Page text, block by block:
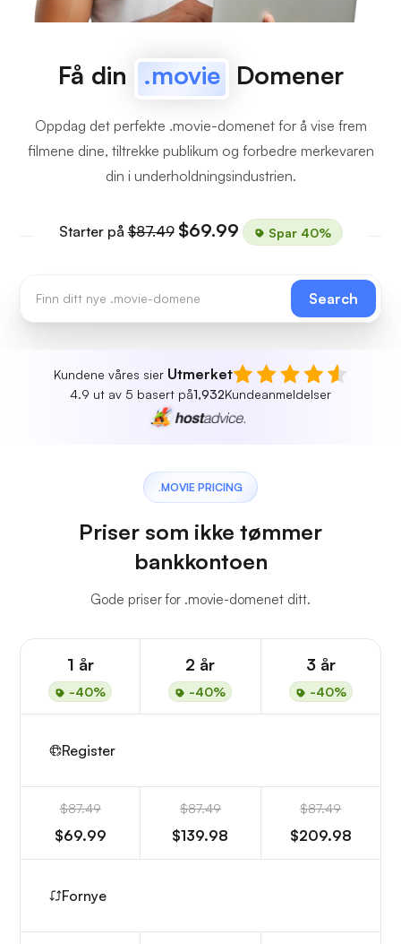
Få din .movie Domener
Oppdag det perfekte .movie-domenet for å vise frem
filmene dine, tiltrekke publikum og forbedre merkevaren
din i underholdningsindustrien.
Starter på$87.49 $69.99 Spar 40%
Search
Kundene våres sier Utmerket
4.9 ut av 5 basert på1,932Kundeanmeldelser
.MOVIE PRICING
Priser som ikke tømmer
bankkontoen
Gode priser for .movie-domenet ditt.
1 år
-40%
2 år
-40%
3 år
-40%
Register
$87.49
$69.99
$87.49
$139.98
$87.49
$209.98
Fornye